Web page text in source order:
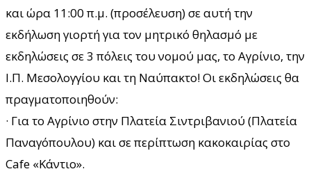
και ώρα 11:00 π.μ. (προσέλευση) σε αυτή την
εκδήλωση γιορτή για τον μητρικό θηλασμό με
εκδηλώσεις σε 3 πόλεις του νομού μας, το Αγρίνιο, την
Ι.Π. Μεσολογγίου και τη Ναύπακτο! Οι εκδηλώσεις θα
πραγματοποιηθούν:
· Για το Αγρίνιο στην Πλατεία Σιντριβανιού (Πλατεία
Παναγόπουλου) και σε περίπτωση κακοκαιρίας στο
Cafe «Κάντιο».